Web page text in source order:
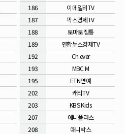
186
이데일리TV
187
팍스경제TV
188
토마토집통
189
연합뉴스경제TV
192
Ch.ever
193
MBC M
195
ETN연예
202
캐리TV
203
KBS Kids
207
애니플러스
208
애니박스